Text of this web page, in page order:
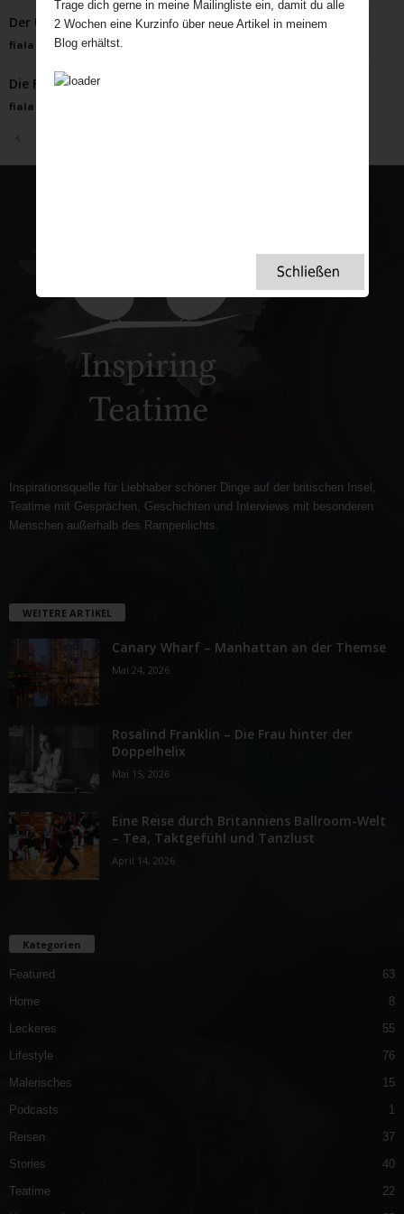
Der Ursprung des Valentinstags und Geoffrey Chaucer
fiala Januar 21, 2025
Die Faszination der britischen Strandhütten
fiala
Inspirationsquelle für Liebhaber schöner Dinge auf der britischen Insel,
Teatime mit Gesprächen, Geschichten und Interviews mit besonderen
Menschen außerhalb des Rampenlichts.
WEITERE ARTIKEL
Canary Wharf – Manhattan an der Themse
Mai 24, 2026
Rosalind Franklin – Die Frau hinter der
Doppelhelix
Mai 15, 2026
Eine Reise durch Britanniens Ballroom-Welt
– Tea, Taktgefühl und Tanzlust
April 14, 2026
Kategorien
Featured
63
Home
8
Leckeres
55
Lifestyle
76
Malerisches
15
Podcasts
1
Reisen
37
Stories
40
Teatime
22
Trage dich gerne in meine Mailingliste ein, damit du alle
2 Wochen eine Kurzinfo über neue Artikel in meinem
Blog erhältst.